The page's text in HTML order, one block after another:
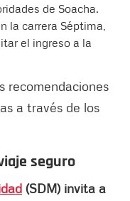
de Soacha.
la carrera Séptima,
el ingreso a la
recomendaciones
a través de los
seguro
(SDM) invita a